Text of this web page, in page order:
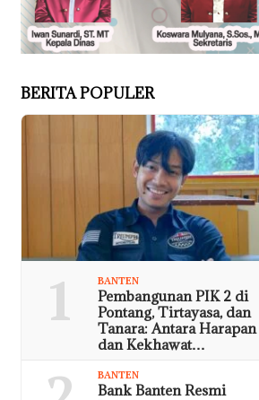
BERITA POPULER
1 BANTEN
Pembangunan PIK 2 di
Pontang, Tirtayasa, dan
Tanara: Antara Harapan
dan Kekhawat…
BANTEN
Bank Banten Resmi